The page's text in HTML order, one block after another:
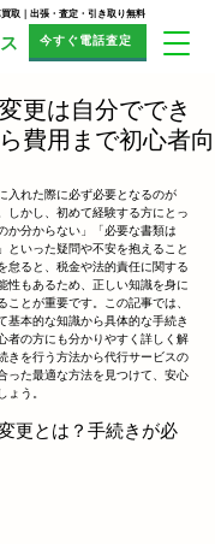
今すぐ電話査定
取｜出張・査定・引き取り無料
更は自分ででき
費用まで初心者向
入れた際に必ず必要となるのが
しかし、初めて経験する方にとっ
か分からない」「必要な書類は
といった疑問や不安を抱えること
怠ると、税金や法的責任に関する
性もあるため、正しい知識を身に
ことが重要です。この記事では、
基本的な知識から具体的な手続き
者の方にも分かりやすく詳しく解
きを行う方法から代行サービスの
った最適な方法を見つけて、安心
ょう。
更とは？手続きが必